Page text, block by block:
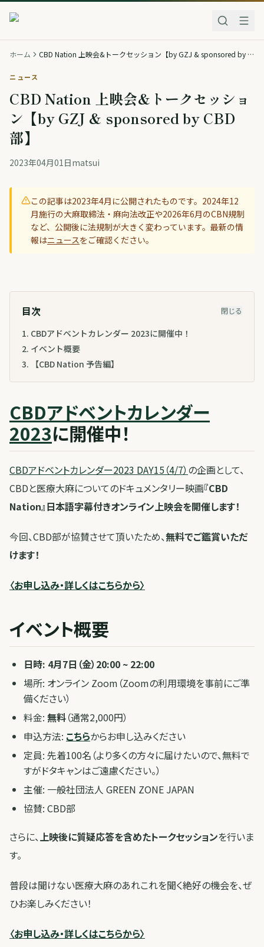
ホーム CBD Nation 上映会&トークセッション【by GZJ & sponsored by CBD部】
ニュース
CBD Nation 上映会&トークセッショ
ン【by GZJ & sponsored by CBD
部】
2023年04月01日matsui
この記事は2023年4月 に公開されたものです。2024年12
月施行の大麻取締法・麻向法改正や2026年6月のCBN規制
など、公開後に法規制が大きく変わっています。最新の情
報はニュースをご確認ください。
目次 閉じる
1. CBDアドベントカレンダー 2023に開催中！
2. イベント概要
3. 【CBD Nation 予告編】
CBDアドベントカレンダー
2023に開催中！
CBDアドベントカレンダー2023 DAY15（4/7） の企画として、
CBDと医療大麻についてのドキュメンタリー映画『CBD
Nation』日本語字幕付きオンライン上映会を開催します！
今回、CBD部が協賛させて頂いたため、無料でご鑑賞いただ
けます！
〈お申し込み・詳しくはこちらから〉
イベント概要
日時: 4月7日（金）20:00 ~ 22:00
場所: オンライン Zoom（Zoomの利用環境を事前にご準
備ください）
料金: 無料（通常2,000円）
申込方法: こちらからお申し込みください
定員: 先着100名（より多くの方々に届けたいので、無料で
すがドタキャンはご遠慮ください。）
主催: 一般社団法人 GREEN ZONE JAPAN
協賛: CBD部
さらに、上映後に質疑応答を含めたトークセッションを行いま
す。
普段は聞けない医療大麻のあれこれを聞く絶好の機会を、ぜ
ひお楽しみください！
〈お申し込み・詳しくはこちらから〉